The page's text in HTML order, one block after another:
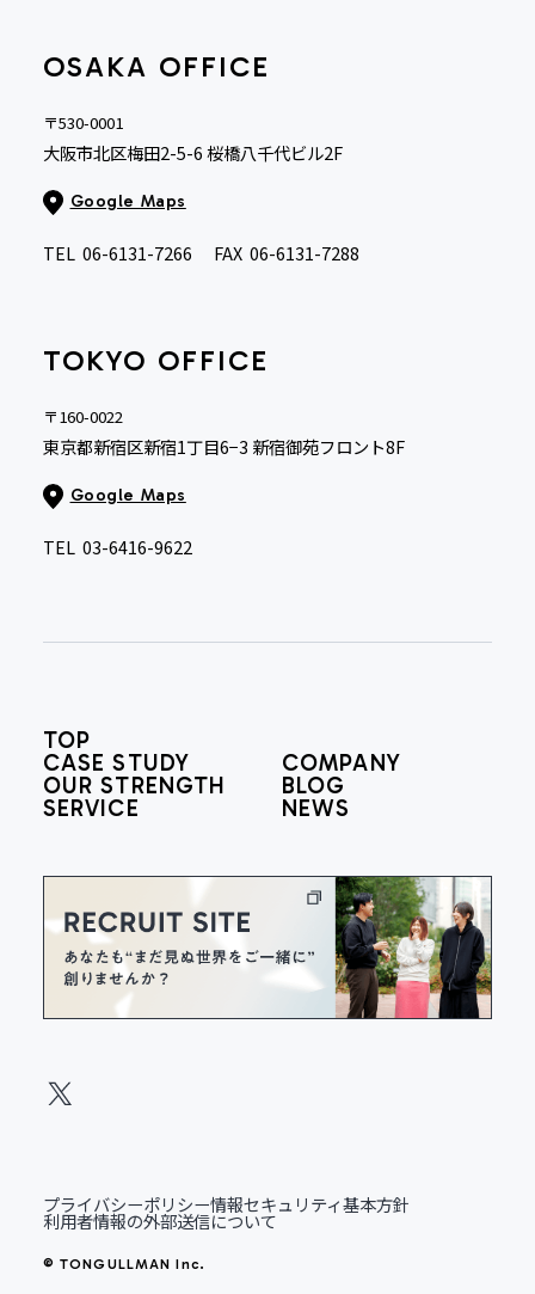
OSAKA OFFICE
〒530-0001
大阪市北区梅田2-5-6 桜橋八千代ビル2F
Google Maps
TEL 06-6131-7266 FAX 06-6131-7288
TOKYO OFFICE
〒160-0022
東京都新宿区新宿1丁目6−3 新宿御苑フロント8F
Google Maps
TEL 03-6416-9622
TOP
CASE STUDY
OUR STRENGTH
SERVICE
COMPANY
BLOG
NEWS
プライバシーポリシー情報セキュリティ基本方針
利用者情報の外部送信について
© TONGULLMAN Inc.